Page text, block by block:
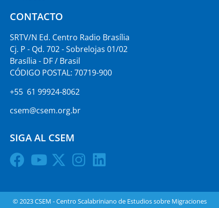
CONTACTO
SRTV/N Ed. Centro Radio Brasília
Cj. P - Qd. 702 - Sobrelojas 01/02
Brasília - DF / Brasil
CÓDIGO POSTAL: 70719-900
+55 61 99924-8062
csem@csem.org.br
SIGA AL CSEM
© 2023 CSEM - Centro Scalabriniano de Estudios sobre Migraciones